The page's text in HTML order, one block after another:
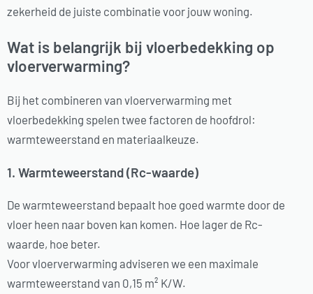
zekerheid de juiste combinatie voor jouw woning.
Wat is belangrijk bij vloerbedekking op
vloerverwarming?
Bij het combineren van vloerverwarming met
vloerbedekking spelen twee factoren de hoofdrol:
warmteweerstand en materiaalkeuze.
1. Warmteweerstand (Rc-waarde)
De warmteweerstand bepaalt hoe goed warmte door de
vloer heen naar boven kan komen. Hoe lager de Rc-
waarde, hoe beter.
Voor vloerverwarming adviseren we een maximale
warmteweerstand van 0,15 m² K/W.